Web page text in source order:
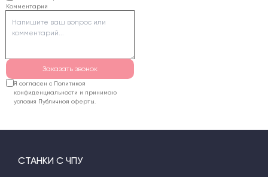
пенопласта лучше
использовать
фрезерный станок или
Комментарий
Заказать звонок
Я согласен с Политикой
конфиденциальности и принимаю
условия Публичной оферты.
СТАНКИ С ЧПУ